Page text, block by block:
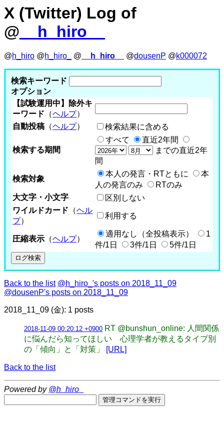
X (Twitter) Log of
@ __h_hiro__
@h_hiro @h_hiro_ @ __h_hiro__ @dousenP @k000072
検索キーワード
オプション
【試験運用中】除外キ
ーワード （ヘルプ）
自動投稿 （ヘルプ） 検索結果に含める
検索する期間
すべて
直近2年間
までの直近2年
間
検索対象
本人の発言・RTともに
本
人の発言のみ
RTのみ
大文字・小文字
区別しない
ワイルドカード （ヘル
プ）
利用する
圧縮表示 （ヘルプ）
適用なし（全投稿表示）
1
件/1日
3件/1日 5件/1日
Back to the list @h_hiro_'s posts on 2018_11_09
@dousenP's posts on 2018_11_09
2018_11_09 (金): 1 posts
2018-11-09 00:20:12 +0900 RT @bunshun_online: 人間関係
に悩んだら知ってほしい 心理学者が教えるタイプ別
の「傾向」と「対策」
[URL]
Back to the list
Powered by @h_hiro_